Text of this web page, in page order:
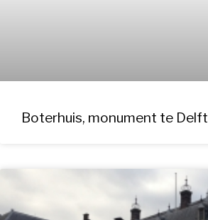
Boterhuis, monument te Delft